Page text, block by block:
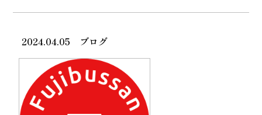
2024.04.05 ブログ